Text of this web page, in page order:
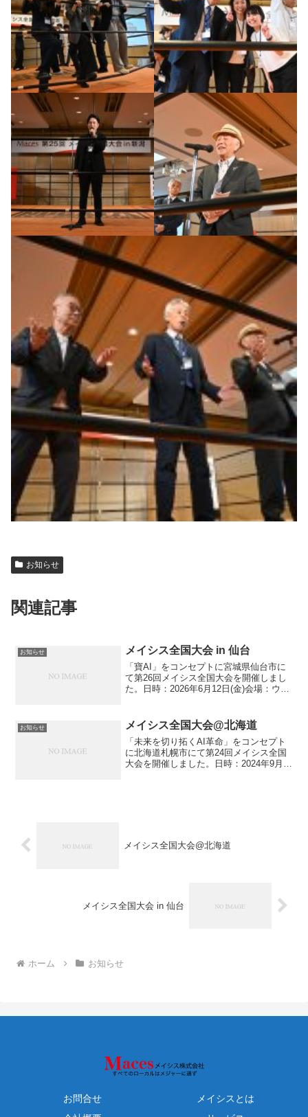
お知らせ
関連記事
お知らせ メイシス全国大会 in 仙台
「寶AI」をコンセプトに宮城県仙台市に
て第26回メイシス全国大会を開催しまし
た。日時：2026年6月12日(金)会場：ウェ
お知らせ メイシス全国大会@北海道
「未来を切り拓くAI革命」をコンセプト
に北海道札幌市にて第24回メイシス全国
大会を開催しました。日時：2024年9月
メイシス全国大会@北海道
メイシス全国大会 in 仙台
ホーム お知らせ
お問合せ
メイシスとは